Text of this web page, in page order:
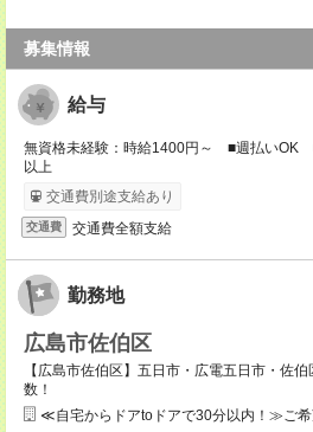
募集情報
給与
無資格未経験：時給1400円～ ■週払い
以上
交通費別途支給あり
交通費 交通費全額支給
勤務地
広島市佐伯区
【広島市佐伯区】五日市・広電五日市・佐
数！
≪自宅からドアtoドアで30分以内！≫ご希